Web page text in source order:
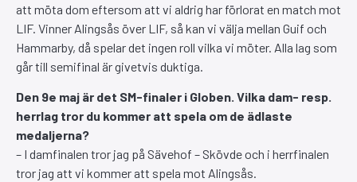
att möta dom eftersom att vi aldrig har förlorat en match mot
LIF. Vinner Alingsås över LIF, så kan vi välja mellan Guif och
Hammarby, då spelar det ingen roll vilka vi möter. Alla lag som
går till semifinal är givetvis duktiga.
Den 9e maj är det SM-finaler i Globen. Vilka dam- resp.
herrlag tror du kommer att spela om de ädlaste
medaljerna?
– I damfinalen tror jag på Sävehof – Skövde och i herrfinalen
tror jag att vi kommer att spela mot Alingsås.